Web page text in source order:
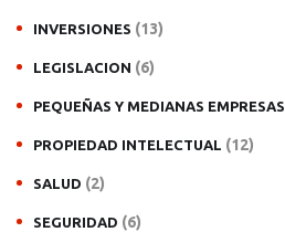
INVERSIONES (13)
LEGISLACION (6)
PEQUEÑAS Y MEDIANAS EMPRESAS
PROPIEDAD INTELECTUAL (12)
SALUD (2)
SEGURIDAD (6)